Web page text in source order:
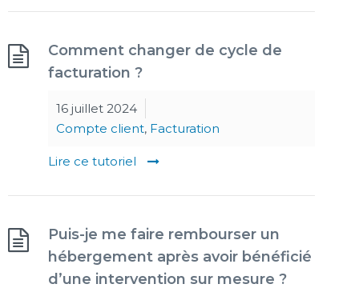
Comment changer de cycle de
facturation ?
16 juillet 2024
Compte client, Facturation
Lire ce tutoriel
Puis-je me faire rembourser un
hébergement après avoir bénéficié
d’une intervention sur mesure ?